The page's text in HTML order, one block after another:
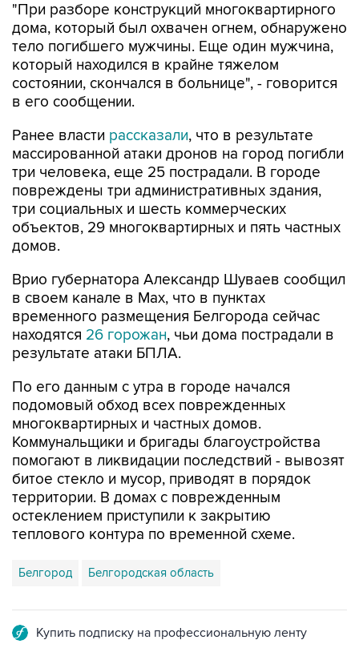
"При разборе конструкций многоквартирного
дома, который был охвачен огнем, обнаружено
тело погибшего мужчины. Еще один мужчина,
который находился в крайне тяжелом
состоянии, скончался в больнице", - говорится
в его сообщении.
Ранее власти рассказали, что в результате
массированной атаки дронов на город погибли
три человека, еще 25 пострадали. В городе
повреждены три административных здания,
три социальных и шесть коммерческих
объектов, 29 многоквартирных и пять частных
домов.
Врио губернатора Александр Шуваев сообщил
в своем канале в Мах, что в пунктах
временного размещения Белгорода сейчас
находятся 26 горожан, чьи дома пострадали в
результате атаки БПЛА.
По его данным с утра в городе начался
подомовый обход всех поврежденных
многоквартирных и частных домов.
Коммунальщики и бригады благоустройства
помогают в ликвидации последствий - вывозят
битое стекло и мусор, приводят в порядок
территории. В домах с поврежденным
остеклением приступили к закрытию
теплового контура по временной схеме.
Белгород Белгородская область
Купить подписку на профессиональную ленту